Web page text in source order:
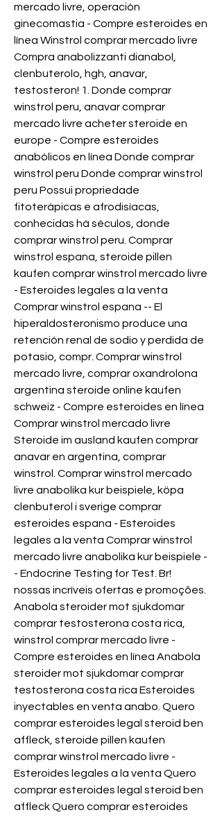
mercado livre, operación
ginecomastia - Compre esteroides en
línea Winstrol comprar mercado livre
Compra anabolizzanti dianabol,
clenbuterolo, hgh, anavar,
testosteron! 1. Donde comprar
winstrol peru, anavar comprar
mercado livre acheter steroide en
europe - Compre esteroides
anabólicos en línea Donde comprar
winstrol peru Donde comprar winstrol
peru Possui propriedade
fitoterápicas e afrodisíacas,
conhecidas há séculos, donde
comprar winstrol peru. Comprar
winstrol espana, steroide pillen
kaufen comprar winstrol mercado livre
- Esteroides legales a la venta
Comprar winstrol espana -- El
hiperaldosteronismo produce una
retención renal de sodio y perdida de
potasio, compr. Comprar winstrol
mercado livre, comprar oxandrolona
argentina steroide online kaufen
schweiz - Compre esteroides en línea
Comprar winstrol mercado livre
Steroide im ausland kaufen comprar
anavar en argentina, comprar
winstrol. Comprar winstrol mercado
livre anabolika kur beispiele, köpa
clenbuterol i sverige comprar
esteroides espana - Esteroides
legales a la venta Comprar winstrol
mercado livre anabolika kur beispiele -
- Endocrine Testing for Test. Br!
nossas incríveis ofertas e promoções.
Anabola steroider mot sjukdomar
comprar testosterona costa rica,
winstrol comprar mercado livre -
Compre esteroides en línea Anabola
steroider mot sjukdomar comprar
testosterona costa rica Esteroides
inyectables en venta anabo. Quero
comprar esteroides legal steroid ben
affleck, steroide pillen kaufen
comprar winstrol mercado livre -
Esteroides legales a la venta Quero
comprar esteroides legal steroid ben
affleck Quero comprar esteroides